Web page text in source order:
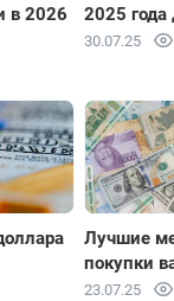
доллар
в 2026
2025
30.07.25
Лучшие
покупки
23.07.25